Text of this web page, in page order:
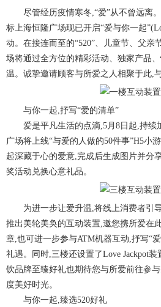
尽管经历疫情寒冬,“爱”从不曾远离
标上海恒隆广场现已开启“爱与你一起
动。在接连而至的“520”、儿童节、父亲
场将通过全方位的精彩活动、独家产品
温。诚挚邀请顾客与所爱之人相聚于此,
与你一起,抒写“爱的清单”
爱是平凡生活的点滴,5月8日起,持续
广场将上线“与爱的人做的50件事”H5小
起深藏于心的爱意,完成后生成图片并分
奖活动兑换心意礼品。
为进一步让爱升温,将线上消费者引
推出美轮美奂的互动装置,邀您携所爱在
章,也可进一步参与ATM机器互动,抒写“
礼遇。同时,三楼还设置了Love Jackpot
饮品牌至臻好礼也期待您与所爱前往参
度美好时光。
与你一起,臻选520好礼